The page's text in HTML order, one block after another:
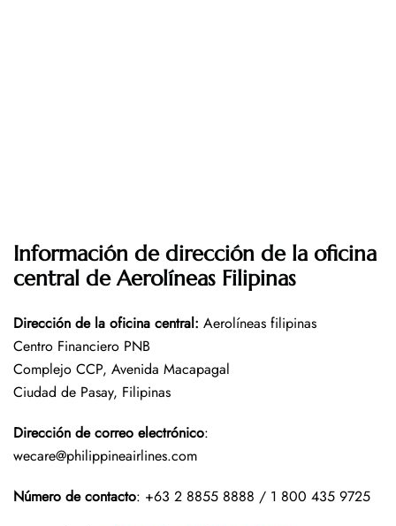
Información de dirección de la oficina
central de Aerolíneas Filipinas
Dirección de la oficina central: Aerolíneas filipinas
Centro Financiero PNB
Complejo CCP, Avenida Macapagal
Ciudad de Pasay, Filipinas
Dirección de correo electrónico:
wecare@philippineairlines.com
Número de contacto: +63 2 8855 8888 / 1 800 435 9725